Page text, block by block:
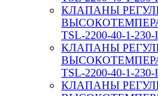
КЛАПАНЫ
TSL-2200-40-1-230-
КЛАПАНЫ
TSL-2200-40-1-230-
КЛАПАНЫ